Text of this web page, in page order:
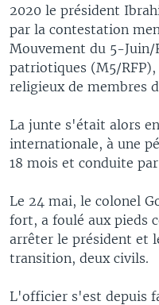
2020 le président
par la contestation
Mouvement du 5-Juin/
patriotiques (M5/
religieux de membres
La junte s'était alors
internationale, à une
18 mois et conduite
Le 24 mai, le colonel
fort, a foulé aux pieds
arrêter le président et
transition, deux civils.
L'officier s'est depuis